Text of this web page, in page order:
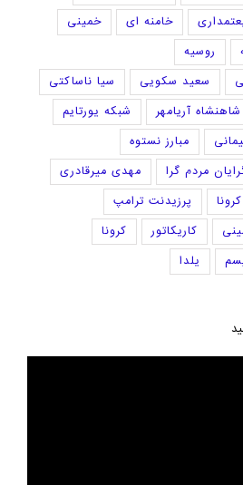
خامنه ای
خمینی
روسیه
سعید سکویی
سیا ناساکتی
شاهنشاه آریامهر
شبکه یورتایم
مبارز نستوه
مردم گرا
مهدی میرقادری
پرزیدنت ترامپ
کاریکاتور
کرونا
یلدا